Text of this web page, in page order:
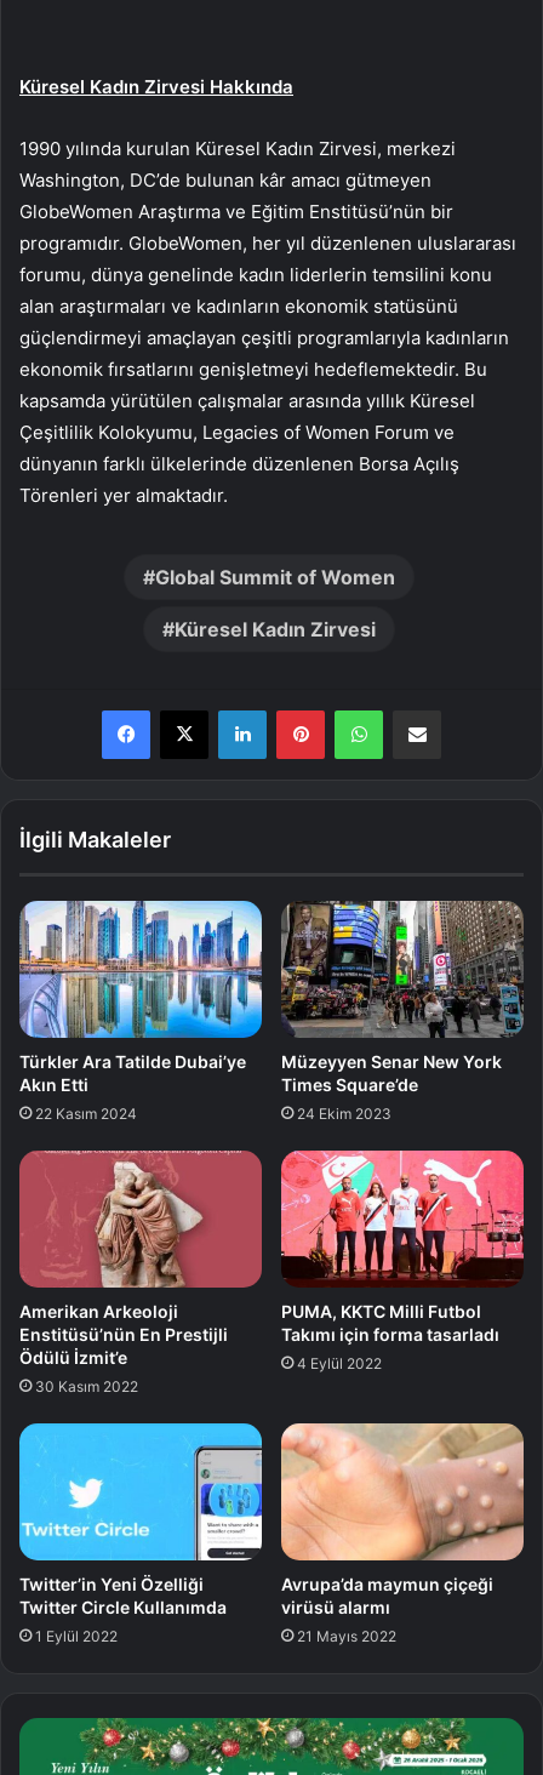
Küresel Kadın Zirvesi Hakkında
1990 yılında kurulan Küresel Kadın Zirvesi, merkezi
Washington, DC’de bulunan kâr amacı gütmeyen
GlobeWomen Araştırma ve Eğitim Enstitüsü’nün bir
programıdır. GlobeWomen, her yıl düzenlenen uluslararası
forumu, dünya genelinde kadın liderlerin temsilini konu
alan araştırmaları ve kadınların ekonomik statüsünü
güçlendirmeyi amaçlayan çeşitli programlarıyla kadınların
ekonomik fırsatlarını genişletmeyi hedeflemektedir. Bu
kapsamda yürütülen çalışmalar arasında yıllık Küresel
Çeşitlilik Kolokyumu, Legacies of Women Forum ve
dünyanın farklı ülkelerinde düzenlenen Borsa Açılış
Törenleri yer almaktadır.
Global Summit of Women
Küresel Kadın Zirvesi
İlgili Makaleler
Türkler Ara Tatilde Dubai’ye
Akın Etti
22 Kasım 2024
Müzeyyen Senar New York
Times Square’de
24 Ekim 2023
Amerikan Arkeoloji
Enstitüsü’nün En Prestijli
Ödülü İzmit’e
30 Kasım 2022
PUMA, KKTC Milli Futbol
Takımı için forma tasarladı
4 Eylül 2022
Twitter’in Yeni Özelliği
Twitter Circle Kullanımda
1 Eylül 2022
Avrupa’da maymun çiçeği
virüsü alarmı
21 Mayıs 2022